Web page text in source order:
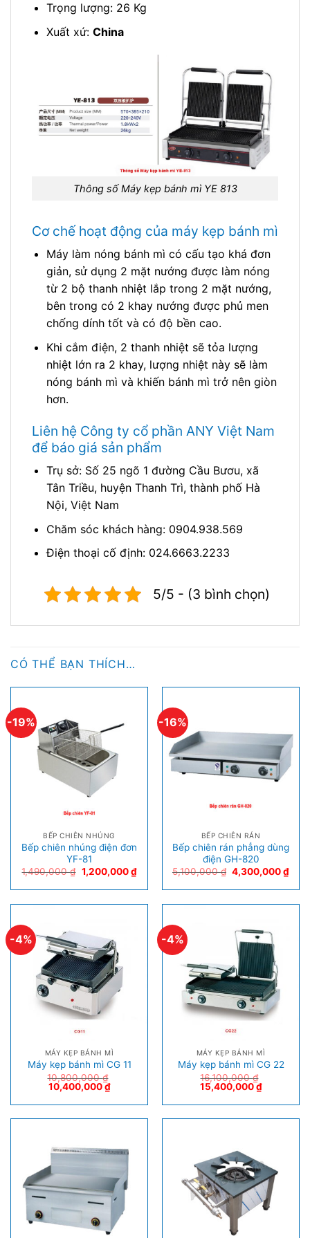
Trọng lượng: 26 Kg
Xuất xứ: China
Thông số Máy kẹp bánh mì YE 813
Cơ chế hoạt động của máy kẹp bánh mì
Máy làm nóng bánh mì có cấu tạo khá đơn
giản, sử dụng 2 mặt nướng được làm nóng
từ 2 bộ thanh nhiệt lắp trong 2 mặt nướng,
bên trong có 2 khay nướng được phủ men
chống dính tốt và có độ bền cao.
Khi cắm điện, 2 thanh nhiệt sẽ tỏa lượng
nhiệt lớn ra 2 khay, lượng nhiệt này sẽ làm
nóng bánh mì và khiến bánh mì trở nên giòn
hơn.
Liên hệ Công ty cổ phần ANY Việt Nam
để báo giá sản phẩm
Trụ sở: Số 25 ngõ 1 đường Cầu Bươu, xã
Tân Triều, huyện Thanh Trì, thành phố Hà
Nội, Việt Nam
Chăm sóc khách hàng: 0904.938.569
Điện thoại cố định: 024.6663.2233
5/5 - (3 bình chọn)
CÓ THỂ BẠN THÍCH…
-19%
BẾP CHIÊN NHÚNG
Bếp chiên nhúng điện đơn
YF-81
1,490,000₫ 1,200,000₫
-16%
BẾP CHIÊN RÁN
Bếp chiên rán phẳng dùng
điện GH-820
5,100,000₫ 4,300,000₫
-4%
MÁY KẸP BÁNH MÌ
Máy kẹp bánh mì CG 11
10,800,000₫
10,400,000₫
-4%
MÁY KẸP BÁNH MÌ
Máy kẹp bánh mì CG 22
16,100,000₫
15,400,000₫